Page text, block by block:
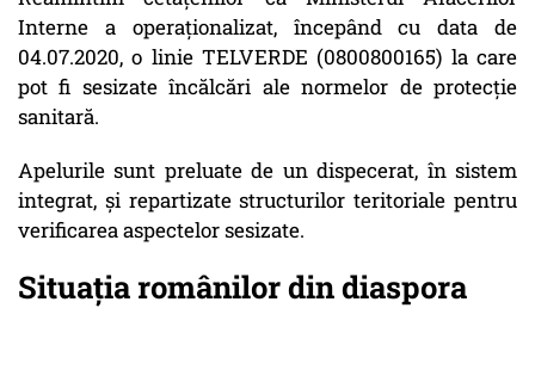
Interne a operaționalizat, începând cu data de
04.07.2020, o linie TELVERDE (0800800165) la care
pot fi sesizate încălcări ale normelor de protecție
sanitară.
Apelurile sunt preluate de un dispecerat, în sistem
integrat, și repartizate structurilor teritoriale pentru
verificarea aspectelor sesizate.
Situația românilor din diaspora